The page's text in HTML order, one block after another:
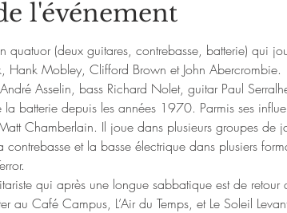
l'événement
quatuor (deux guitares, contrebasse, batterie) qui
Hank Mobley, Clifford Brown et John Abercrombie.
Asselin, bass Richard Nolet, guitar Paul
la batterie depuis les années 1970. Parmis ses
Chamberlain. Il joue dans plusieurs groupes de
contrebasse et la basse électrique dans plusiers
qui après une longue sabbatique est de
au Café Campus, L’Air du Temps, et Le Soleil